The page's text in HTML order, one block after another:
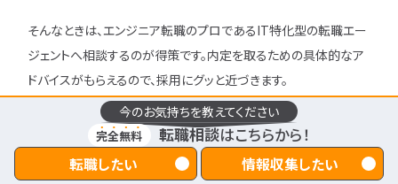
今のお気持ちを教えてください
完全無料 転職相談はこちらから！
転職したい 情報収集したい
そんなときは、エンジニア転職のプロであるIT特化型の転職エー
ジェントへ相談するのが得策です。内定を取るための具体的なア
ドバイスがもらえるので、採用にグッと近づきます。
6-1.ユニゾンキャリアのサービス特徴